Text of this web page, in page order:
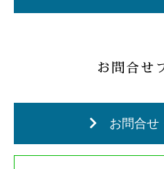
お問合せ
お問合せ